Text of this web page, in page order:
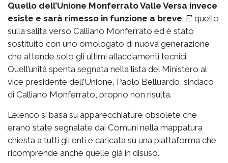
Quello dell’Unione Monferrato Valle Versa invece
esiste e sarà rimesso in funzione a breve. E’ quello
sulla salita verso Calliano Monferrato ed è stato
sostituito con uno omologato di nuova generazione
che attende solo gli ultimi allacciamenti tecnici.
Quell’unità spenta segnata nella lista del Ministero al
vice presidente dell’Unione, Paolo Belluardo, sindaco
di Calliano Monferrato, proprio non risulta.
L’elenco si basa su apparecchiature obsolete che
erano state segnalate dai Comuni nella mappatura
chiesta a tutti gli enti e caricata su una piattaforma che
ricomprende anche quelle già in disuso.